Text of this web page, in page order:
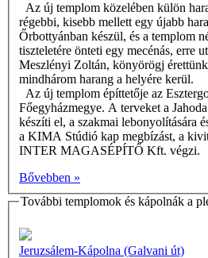
Az új templom közelében külön
régebbi, kisebb mellett egy újabb
Őrbottyánban készül, és a templom
tiszteletére önteti egy mecénás, erre
Meszlényi Zoltán, könyörögj
mindhárom harang a helyére kerül.
Az új templom építtetője az
Főegyházmegye. A terveket a
készíti el, a szakmai lebonyolítására
a KIMA Stúdió kap megbízást, a
INTER MAGASÉPÍTŐ Kft. végzi.
Bővebben »
További templomok és kápolnák a
Jeruzsálem-Kápolna (Galvani út)